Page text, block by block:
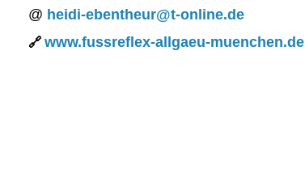
heidi-ebentheur@t-online.de
www.fussreflex-allgaeu-muenchen.de